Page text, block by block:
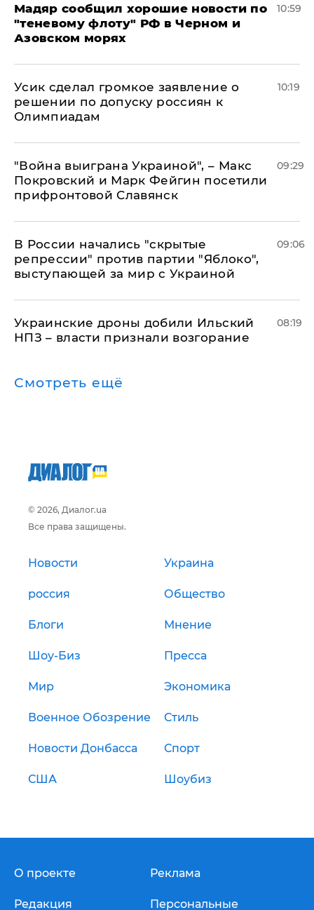
Мадяр сообщил хорошие новости по
"теневому флоту" РФ в Черном и
Азовском морях
10:59
Усик сделал громкое заявление о
решении по допуску россиян к
Олимпиадам
10:19
"Война выиграна Украиной", – Макс
Покровский и Марк Фейгин посетили
прифронтовой Славянск
09:29
В России начались "скрытые
репрессии" против партии "Яблоко",
выступающей за мир с Украиной
09:06
Украинские дроны добили Ильский
НПЗ – власти признали возгорание
08:19
Смотреть ещё
© 2026, Диалог.ua
Все права защищены.
Новости Украина
россия Общество
Блоги Мнение
Шоу-Биз Пресса
Мир Экономика
Военное Обозрение Стиль
Новости Донбасса Спорт
США Шоубиз
О проекте
Редакция
Реклама
Персональные